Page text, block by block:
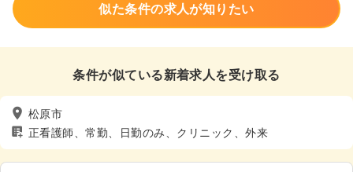
似た条件の求人が知りたい
条件が似ている新着求人を受け取る
松原市
正看護師、常勤、日勤のみ、クリニック、外来